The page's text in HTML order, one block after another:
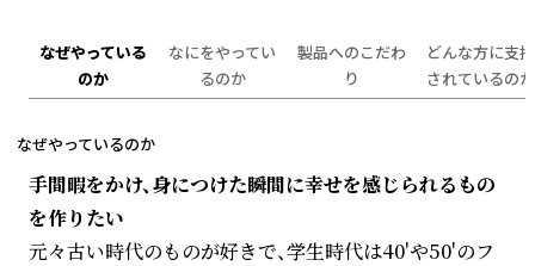
なぜやっている
のか
なにをやってい
るのか
製品へのこだわ
り
どんな方に支持
されているのか
なぜやっているのか
手間暇をかけ、身につけた瞬間に幸せを感じられるもの
を作りたい
元々古い時代のものが好きで、学生時代は40'や50'のフ